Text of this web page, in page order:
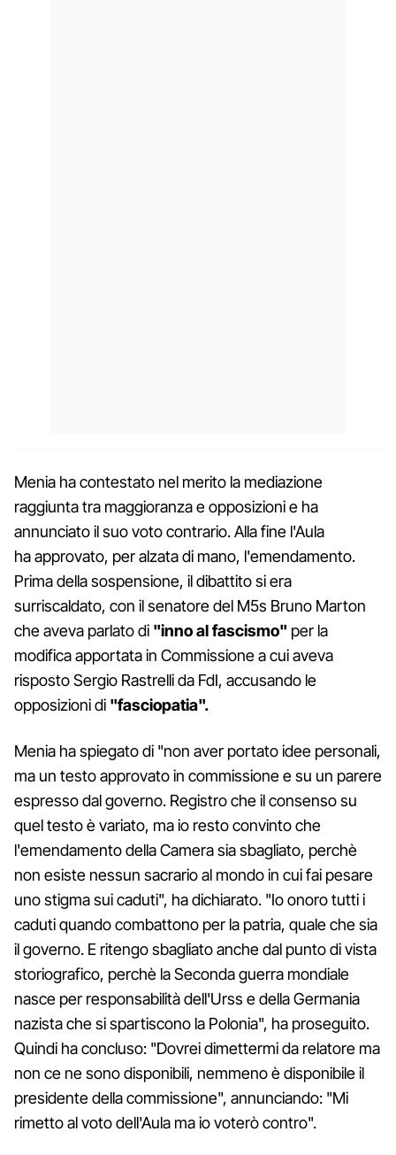
Menia ha contestato nel merito la mediazione
raggiunta tra maggioranza e opposizioni e ha
annunciato il suo voto contrario. Alla fine l'Aula
ha approvato, per alzata di mano, l'emendamento.
Prima della sospensione, il dibattito si era
surriscaldato, con il senatore del M5s Bruno Marton
che aveva parlato di "inno al fascismo" per la
modifica apportata in Commissione a cui aveva
risposto Sergio Rastrelli da FdI, accusando le
opposizioni di "fasciopatia".
Menia ha spiegato di "non aver portato idee personali,
ma un testo approvato in commissione e su un parere
espresso dal governo. Registro che il consenso su
quel testo è variato, ma io resto convinto che
l'emendamento della Camera sia sbagliato, perchè
non esiste nessun sacrario al mondo in cui fai pesare
uno stigma sui caduti", ha dichiarato. "Io onoro tutti i
caduti quando combattono per la patria, quale che sia
il governo. E ritengo sbagliato anche dal punto di vista
storiografico, perchè la Seconda guerra mondiale
nasce per responsabilità dell'Urss e della Germania
nazista che si spartiscono la Polonia", ha proseguito.
Quindi ha concluso: "Dovrei dimettermi da relatore ma
non ce ne sono disponibili, nemmeno è disponibile il
presidente della commissione", annunciando: "Mi
rimetto al voto dell'Aula ma io voterò contro".